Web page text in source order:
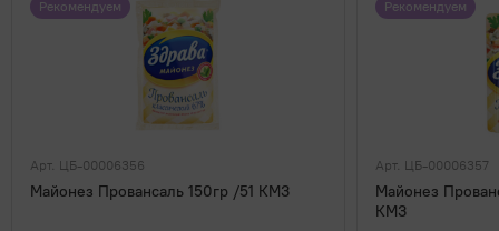
Рекомендуем
Арт. ЦБ-00006356
Майонез Провансаль 150гр /51 КМЗ
Рекомендуем
Арт. ЦБ-00006357
Майонез
КМЗ